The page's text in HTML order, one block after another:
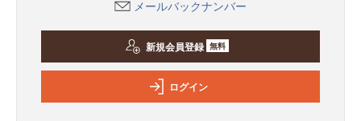
メールバックナンバー
新規会員登録 無料
ログイン